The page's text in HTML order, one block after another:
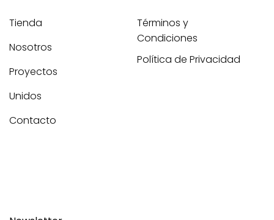
Tienda
Nosotros
Proyectos
Unidos
Contacto
Términos y
Condiciones
Política de Privacidad